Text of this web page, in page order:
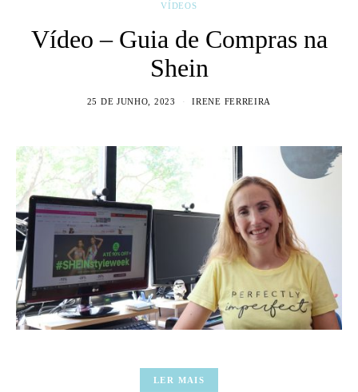
VÍDEOS
Vídeo – Guia de Compras na
Shein
25 DE JUNHO, 2023 IRENE FERREIRA
LER MAIS